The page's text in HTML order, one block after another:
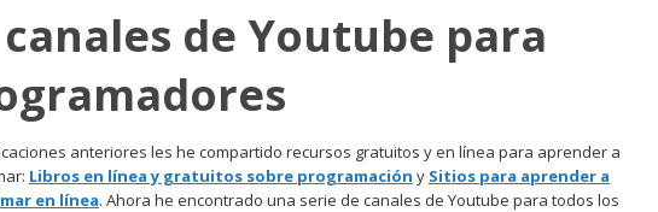
de Youtube para
anteriores les he compartido recursos gratuitos y en línea para aprender a
Libros en línea y gratuitos sobre programación y Sitios para aprender a
en línea. Ahora he encontrado una serie de canales de Youtube para todos los